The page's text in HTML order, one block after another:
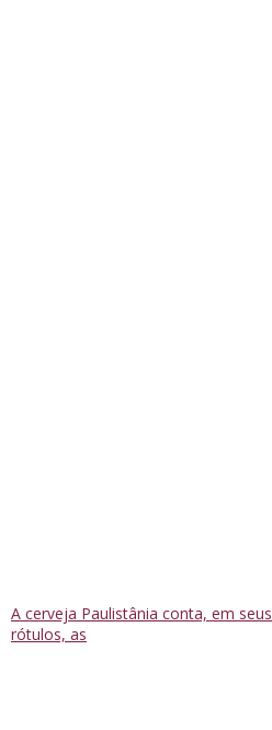
A cerveja Paulistânia conta, em seus
rótulos, as